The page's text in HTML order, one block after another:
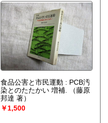
食品公害と市民運動 : PCB汚
染とのたたかい 増補.
（藤原
邦達 著）
￥1,500